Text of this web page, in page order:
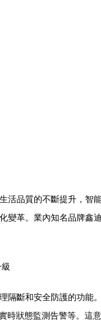
活品質的不斷提升，智
變革。業內知名品牌鑫
隔斷和安全防護的功能
時狀態監測告警等。這